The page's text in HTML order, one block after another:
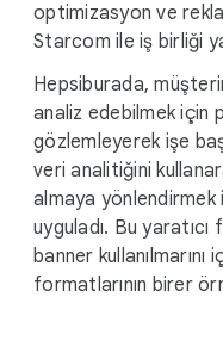
optimizasyon ve
Starcom ile iş birliği
Hepsiburada,
analiz edebilmek için
gözlemleyerek işe
veri analitiğini
almaya
uyguladı. Bu
banner
formatlarının birer